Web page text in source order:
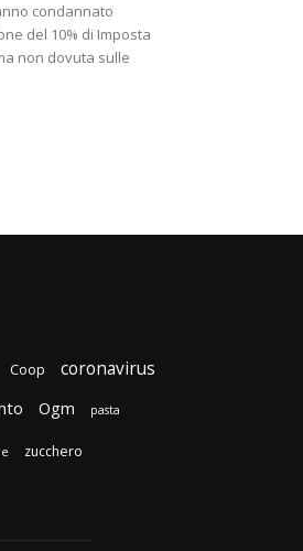
condannato
del 10% di Imposta
non dovuta sulle
Coop coronavirus
Ogm pasta
zucchero